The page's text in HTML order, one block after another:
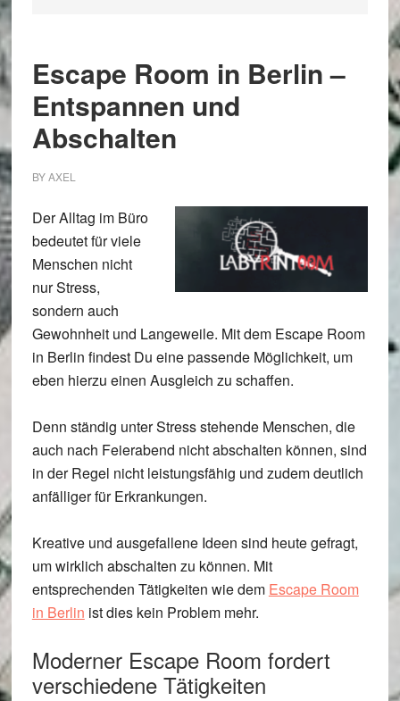
Escape Room in Berlin –
Entspannen und
Abschalten
BYAXEL
Der Alltag im Büro
bedeutet für viele
Menschen nicht
nur Stress,
sondern auch
Gewohnheit und Langeweile. Mit dem Escape Room
in Berlin findest Du eine passende Möglichkeit, um
eben hierzu einen Ausgleich zu schaffen.
Denn ständig unter Stress stehende Menschen, die
auch nach Feierabend nicht abschalten können, sind
in der Regel nicht leistungsfähig und zudem deutlich
anfälliger für Erkrankungen.
Kreative und ausgefallene Ideen sind heute gefragt,
um wirklich abschalten zu können. Mit
entsprechenden Tätigkeiten wie dem Escape Room
in Berlin ist dies kein Problem mehr.
Moderner Escape Room fordert
verschiedene Tätigkeiten